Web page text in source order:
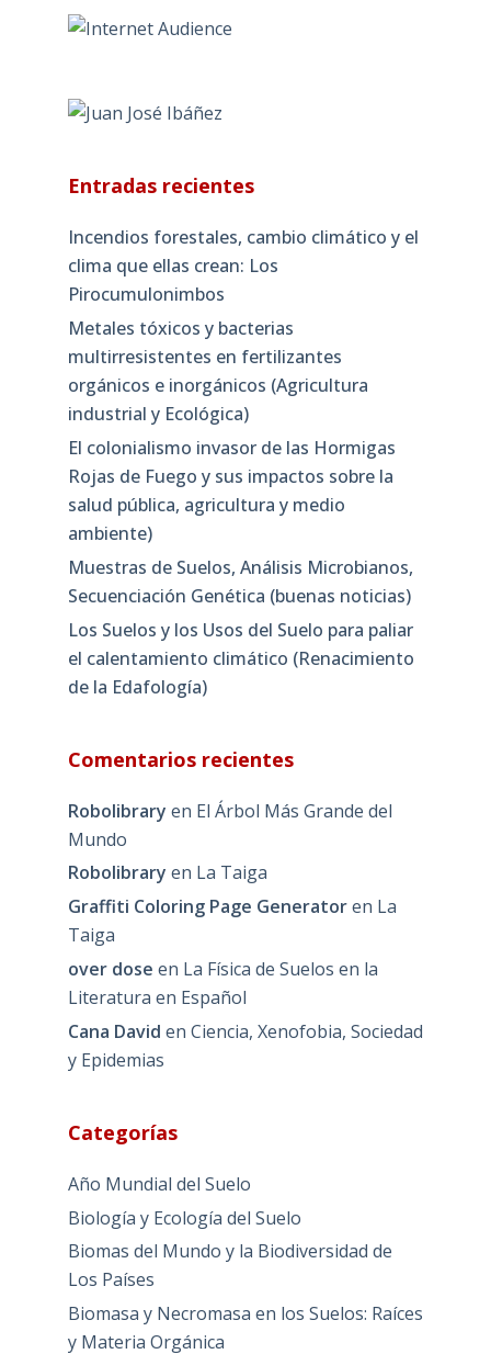
Entradas recientes
Incendios forestales, cambio climático y el
clima que ellas crean: Los
Pirocumulonimbos
Metales tóxicos y bacterias
multirresistentes en fertilizantes
orgánicos e inorgánicos (Agricultura
industrial y Ecológica)
El colonialismo invasor de las Hormigas
Rojas de Fuego y sus impactos sobre la
salud pública, agricultura y medio
ambiente)
Muestras de Suelos, Análisis Microbianos,
Secuenciación Genética (buenas noticias)
Los Suelos y los Usos del Suelo para paliar
el calentamiento climático (Renacimiento
de la Edafología)
Comentarios recientes
Robolibrary en El Árbol Más Grande del
Mundo
Robolibrary en La Taiga
Graffiti Coloring Page Generatoren La
Taiga
over dose en La Física de Suelos en la
Literatura en Español
Cana David en Ciencia, Xenofobia, Sociedad
y Epidemias
Categorías
Año Mundial del Suelo
Biología y Ecología del Suelo
Biomas del Mundo y la Biodiversidad de
Los Países
Biomasa y Necromasa en los Suelos: Raíces
y Materia Orgánica